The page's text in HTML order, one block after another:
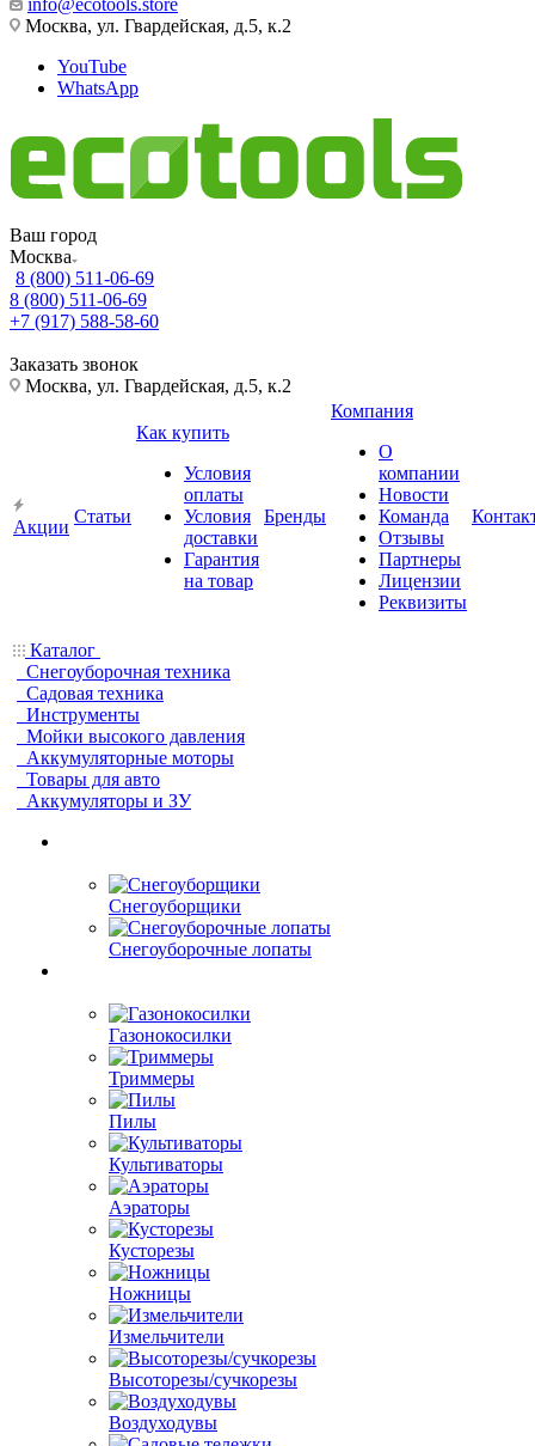
info@ecotools.store
Москва, ул. Гвардейская, д.5, к.2
YouTube
WhatsApp
Ваш город
Москва
8 (800) 511-06-69
8 (800) 511-06-69
+7 (917) 588-58-60
Заказать звонок
Москва, ул. Гвардейская, д.5, к.2
Акции
Статьи
Как купить
Условия
оплаты
Условия
доставки
Гарантия
на товар
Бренды
Компания
О
компании
Новости
Команда
Отзывы
Партнеры
Лицензии
Реквизиты
Каталог
Снегоуборочная техника
Садовая техника
Инструменты
Мойки высокого давления
Аккумуляторные моторы
Товары для авто
Аккумуляторы и ЗУ
Снегоуборщики
Снегоуборочные лопаты
Газонокосилки
Триммеры
Пилы
Культиваторы
Аэраторы
Кусторезы
Ножницы
Измельчители
Высоторезы/сучкорезы
Воздуходувы